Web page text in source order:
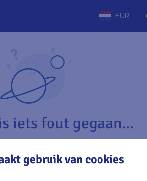
EUR
iets fout gegaan...
gebruik van cookies